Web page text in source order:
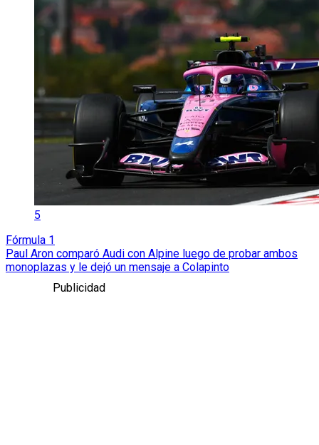
5
Fórmula 1
Paul Aron comparó Audi con Alpine luego de probar ambos
monoplazas y le dejó un mensaje a Colapinto
Publicidad